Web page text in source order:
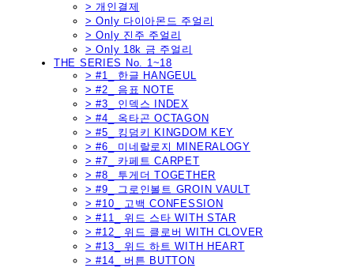
> 개인결제
> Only 다이아몬드 주얼리
> Only 진주 주얼리
> Only 18k 금 주얼리
THE SERIES No. 1~18
> #1_ 한글 HANGEUL
> #2_ 음표 NOTE
> #3_ 인덱스 INDEX
> #4_ 옥타곤 OCTAGON
> #5_ 킹덤키 KINGDOM KEY
> #6_ 미네랄로지 MINERALOGY
> #7_ 카페트 CARPET
> #8_ 투게더 TOGETHER
> #9_ 그로인볼트 GROIN VAULT
> #10_ 고백 CONFESSION
> #11_ 위드 스타 WITH STAR
> #12_ 위드 클로버 WITH CLOVER
> #13_ 위드 하트 WITH HEART
> #14_ 버튼 BUTTON